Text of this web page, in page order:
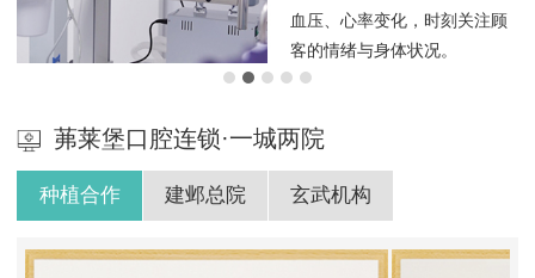
血压、心率变化，时刻关注顾
客的情绪与身体状况。
茀莱堡口腔连锁·一城两院
种植合作 建邺总院 玄武机构